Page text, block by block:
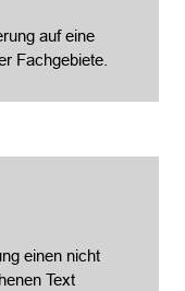
auf eine
Fachgebiete.
einen nicht
Text